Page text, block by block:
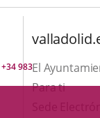
+34 983El
Para ti